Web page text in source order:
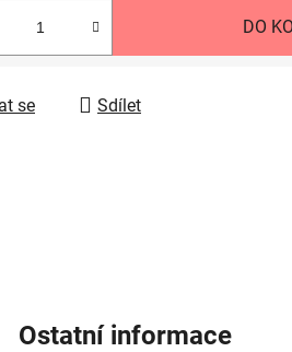
DO
se Sdílet
Ostatní informace